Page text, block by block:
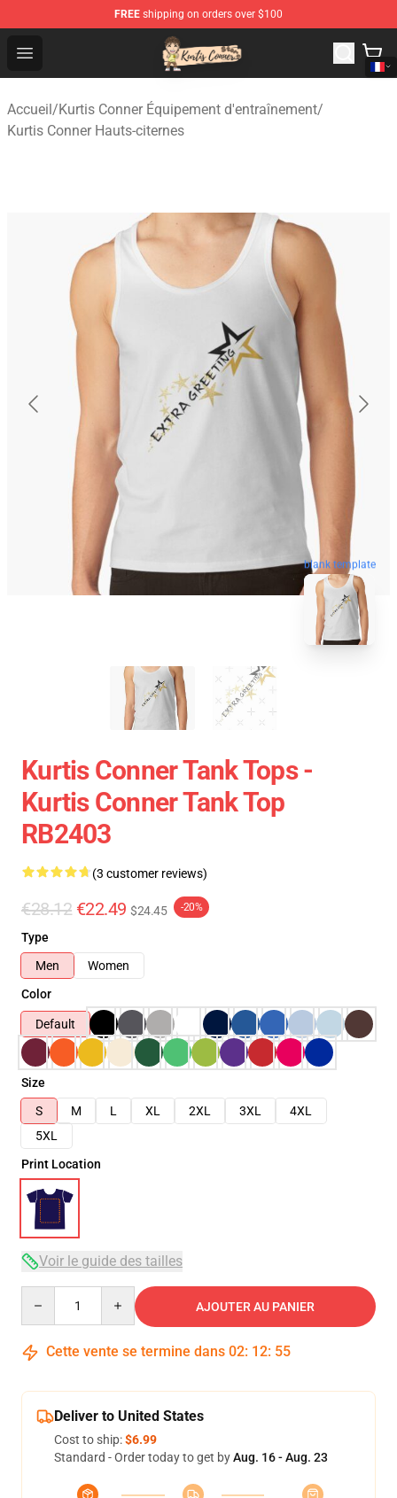
FREE shipping on orders over $100
Open menu
Kurtis Conner Store - Official Kurtis Conner Merchandise
Accueil/Kurtis Conner Équipement d'entraînement/
Kurtis Conner Hauts-citernes
blank template
Kurtis Conner Tank Tops -
Kurtis Conner Tank Top
RB2403
(3 customer reviews)
€28.12 €22.49 $24.45 -20%
Type
Men
Women
Color
Default
Size
S
M L XL 2XL 3XL
4XL
5XL
Print Location
Voir le guide des tailles
AJOUTER AU PANIER
Cette vente se termine dans 02: 12: 54
Deliver to United States
Cost to ship:$6.99
Standard - Order today to get byAug. 16 - Aug. 23